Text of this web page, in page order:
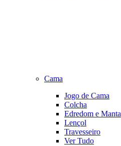
Cama
Jogo de Cama
Colcha
Edredom e Manta
Lençol
Travesseiro
Ver Tudo